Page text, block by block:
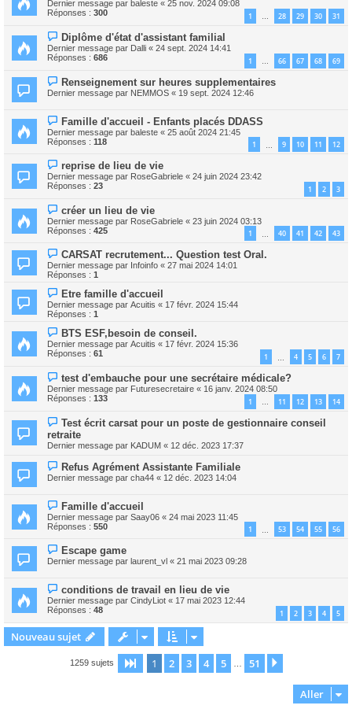
Dernier message par baleste « 25 nov. 2024 09:08
Réponses : 300 1 … 28 29 30 31
Diplôme d'état d'assistant familial
Dernier message par Dalli « 24 sept. 2024 14:41
Réponses : 686 1 … 66 67 68 69
Renseignement sur heures supplementaires
Dernier message par NEMMOS « 19 sept. 2024 12:46
Famille d'accueil - Enfants placés DDASS
Dernier message par baleste « 25 août 2024 21:45
Réponses : 118 1 9 10 11 12
reprise de lieu de vie
Dernier message par RoseGabriele « 24 juin 2024 23:42
Réponses : 23 1 2 3
créer un lieu de vie
Dernier message par RoseGabriele « 23 juin 2024 03:13
Réponses : 425 1 40 41 42 43
CARSAT recrutement... Question test Oral.
Dernier message par Infoinfo « 27 mai 2024 14:01
Réponses : 1
Etre famille d'accueil
Dernier message par Acuitis « 17 févr. 2024 15:44
Réponses : 1
BTS ESF,besoin de conseil.
Dernier message par Acuitis « 17 févr. 2024 15:36
Réponses : 61 1 4 5 6 7
test d'embauche pour une secrétaire médicale?
Dernier message par Futuresecretaire « 16 janv. 2024 08:50
Réponses : 133 1 … 11 12 13 14
Test écrit carsat pour un poste de gestionnaire conseil
retraite
Dernier message par KADUM « 12 déc. 2023 17:37
Refus Agrément Assistante Familiale
Dernier message par cha44 « 12 déc. 2023 14:04
Famille d'accueil
Dernier message par Saay06 « 24 mai 2023 11:45
Réponses : 550 1 53 54 55 56
Escape game
Dernier message par laurent_vl « 21 mai 2023 09:28
conditions de travail en lieu de vie
Dernier message par CindyLiot « 17 mai 2023 12:44
Réponses : 48 1 2 3 4 5
Nouveau sujet
1259 sujets Page 1sur51
1 2 3 4 5 51
Aller